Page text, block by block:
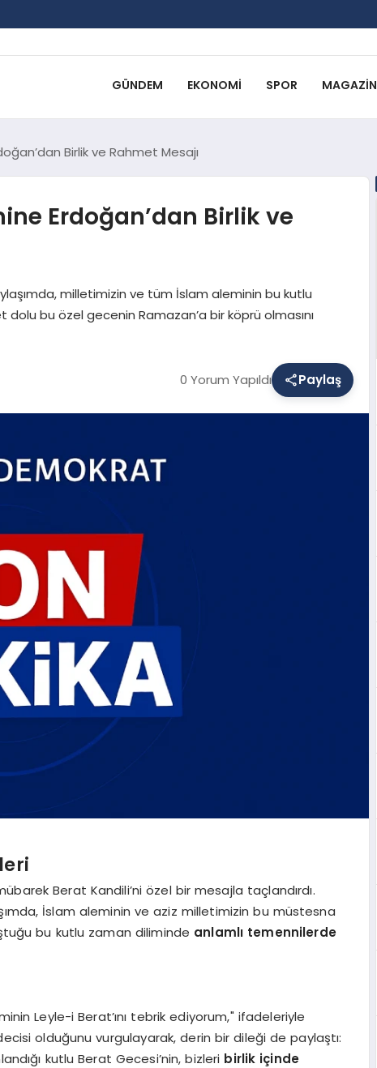
GÜNDEM EKONOMI SPOR MAGAZIN
Birlik ve Rahmet Mesajı
Erdoğan’dan Birlik ve
milletimizin ve tüm İslam aleminin bu kutlu
bu özel gecenin Ramazan’a bir köprü olmasını
0 Yorum Yapıldı Paylaş
Berat Kandili’ni özel bir mesajla taçlandırdı.
İslam aleminin ve aziz milletimizin bu müstesna
bu kutlu zaman diliminde anlamlı temennilerde
Leyle-i Berat’ını tebrik ediyorum," ifadeleriyle
olduğunu vurgulayarak, derin bir dileği de paylaştı:
kutlu Berat Gecesi’nin, bizleri birlik içinde